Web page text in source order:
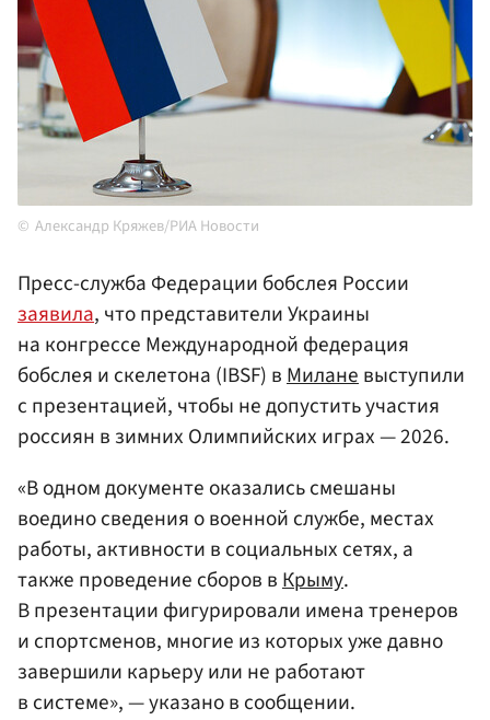
Александр Кряжев/РИА Новости
Пресс-служба Федерации бобслея России
заявила, что представители Украины
на конгрессе Международной федерация
бобслея и скелетона (IBSF) вМиланевыступили
с презентацией, чтобы не допустить участия
россиян в зимних Олимпийских играх — 2026.
«В одном документе оказались смешаны
воедино сведения о военной службе, местах
работы, активности в социальных сетях, а
также проведение сборов вКрыму.
В презентации фигурировали имена тренеров
и спортсменов, многие из которых уже давно
завершили карьеру или не работают
в системе», — указано в сообщении.